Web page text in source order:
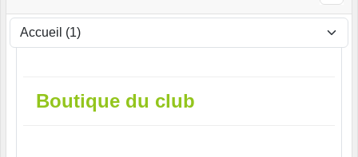
Boutique du club